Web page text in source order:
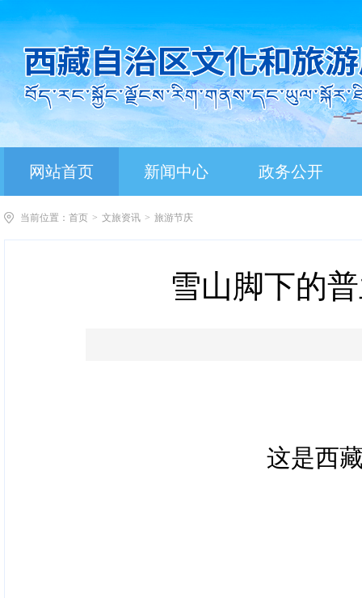
网站首页 新闻中心 政务公开
当前位置： 首页 > 文旅资讯 > 旅游节庆
雪山脚下的
这是西